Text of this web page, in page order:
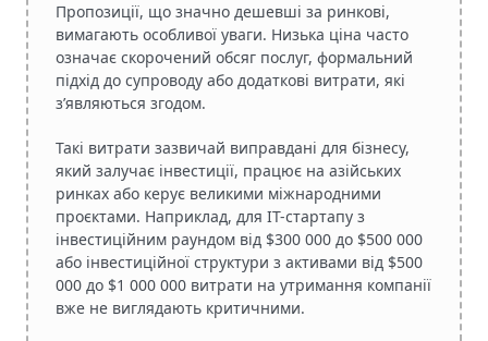
Пропозиції, що значно дешевші за ринкові,
вимагають особливої уваги. Низька ціна часто
означає скорочений обсяг послуг, формальний
підхід до супроводу або додаткові витрати, які
з’являються згодом.
Такі витрати зазвичай виправдані для бізнесу,
який залучає інвестиції, працює на азійських
ринках або керує великими міжнародними
проєктами. Наприклад, для IT-стартапу з
інвестиційним раундом від $300 000 до $500 000
або інвестиційної структури з активами від $500
000 до $1 000 000 витрати на утримання компанії
вже не виглядають критичними.